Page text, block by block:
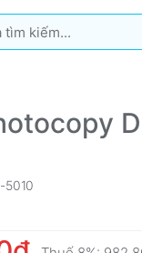
Kết quả sẽ tự
5010